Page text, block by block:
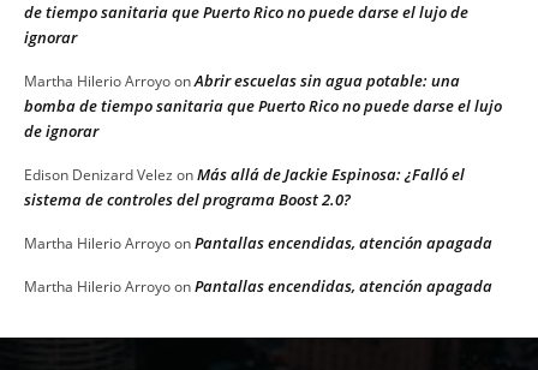
de tiempo sanitaria que Puerto Rico no puede darse el lujo de
ignorar
Martha Hilerio ArroyoonAbrir escuelas sin agua potable: una
bomba de tiempo sanitaria que Puerto Rico no puede darse el lujo
de ignorar
Edison Denizard Velez onMás allá de Jackie Espinosa: ¿Falló el
sistema de controles del programa Boost 2.0?
Martha Hilerio ArroyoonPantallas encendidas, atención apagada
Martha Hilerio ArroyoonPantallas encendidas, atención apagada